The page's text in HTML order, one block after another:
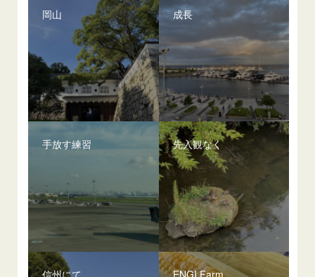
岡山 成長
手放す練習 先入観なく
信州にて ENGI Farm